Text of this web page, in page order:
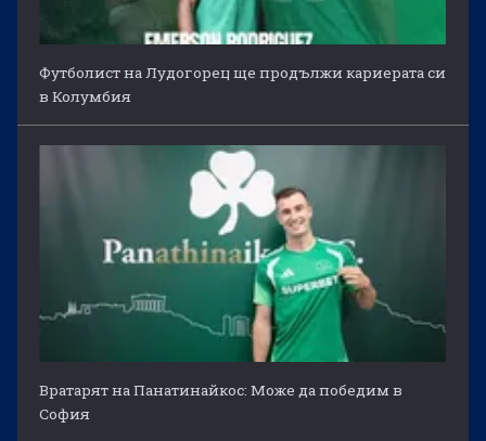
Футболист на Лудогорец ще продължи кариерата си
в Колумбия
Вратарят на Панатинайкос: Може да победим в
София